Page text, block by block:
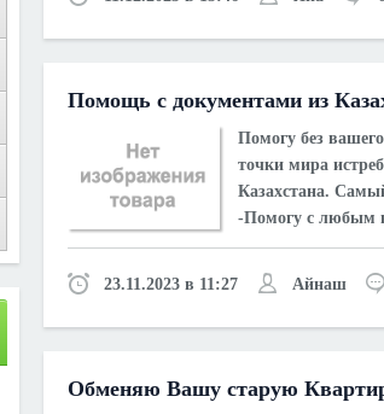
Помощь с документами из
Помогу без
точки мира
Казахстана.
-Помогу с любым
23.11.2023 в 11:27 Айнаш
Обменяю Вашу старую